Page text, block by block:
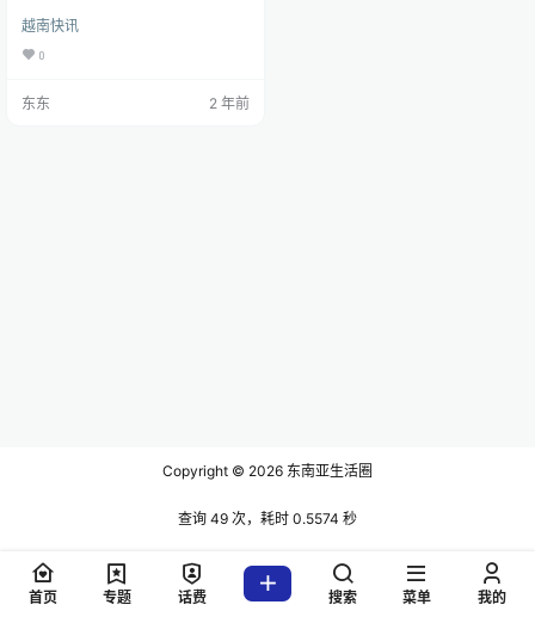
oàng医生在接受越南媒体记者采访
时证实，该医院成功地为一名患者
医院收治了一名生殖器官被割除、
越南快讯
0
东东 2 年前
Copyright © 2026 东南亚生活圈
查询 49 次，耗时 0.5574 秒
首页 专题 话费 搜索 菜单 我的